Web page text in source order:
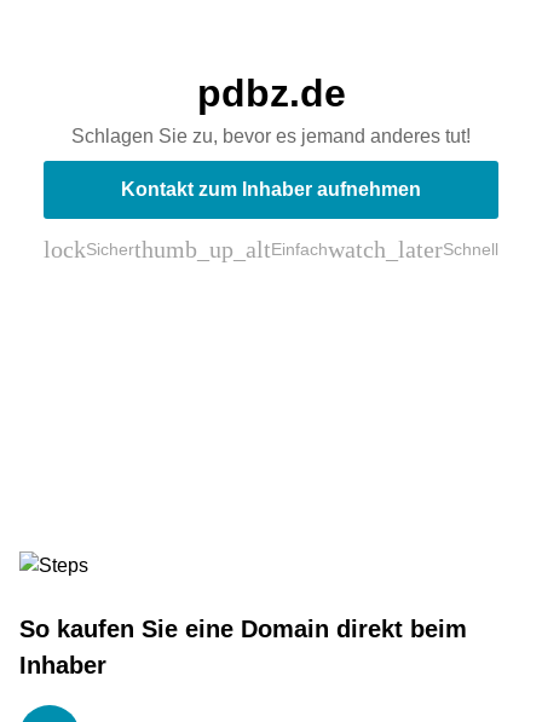
pdbz.de
Schlagen Sie zu, bevor es jemand anderes tut!
Kontakt zum Inhaber aufnehmen
lockSicherthumb_up_altEinfachwatch_laterSchnell
So kaufen Sie eine Domain direkt beim
Inhaber